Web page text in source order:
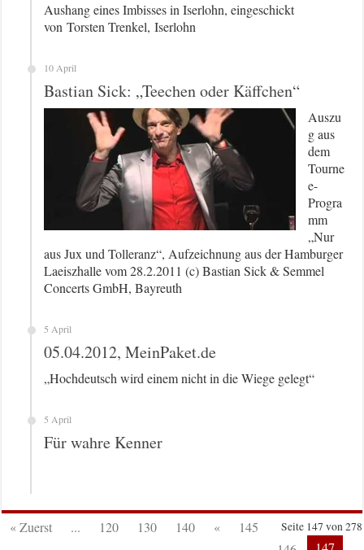
Aushang eines Imbisses in Iserlohn, eingeschickt
von Torsten Trenkel, Iserlohn
10 April
Bastian Sick: „Teechen oder Käffchen“
Auszu
g aus
dem
Tourne
e-
Progra
mm
„Nur
aus Jux und Tolleranz“, Aufzeichnung aus der Hamburger
Laeiszhalle vom 28.2.2011 (c) Bastian Sick & Semmel
Concerts GmbH, Bayreuth
5 April
05.04.2012, MeinPaket.de
„Hochdeutsch wird einem nicht in die Wiege gelegt“
5 April
Für wahre Kenner
Seite 147 von 278
« Zuerst ... 120 130 140 «
145